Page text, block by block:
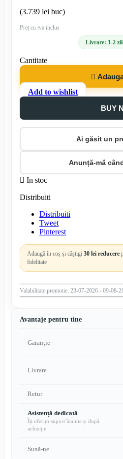
Avantaje pentru tine
Garanție
Livrare
Retur
Asistență dedicată
Îți oferim suport înainte și după
achiziție
Sună-ne
(3.739 lei buc)
Preț cu tva inclus
Livrare: 1-2
Cantitate

Add to wishlist
BUY
Ai găsit un
Anunță-mă
 In stoc
Distribuiti
Distribuiti
Tweet
Pinterest
Adaugă în coș și câștigi 30 lei reducere
fidelitate
Valabilitate promotie: 23-07-2026 - 09-08-